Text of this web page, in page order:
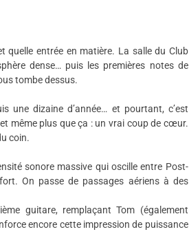
quelle entrée en matière. La salle du Club
dense… puis les premières notes de
tombe dessus.
une dizaine d’année… et pourtant, c’est
même plus que ça : un vrai coup de cœur.
coin.
sonore massive qui oscille entre Post-
On passe de passages aériens à des
guitare, remplaçant Tom (également
encore cette impression de puissance